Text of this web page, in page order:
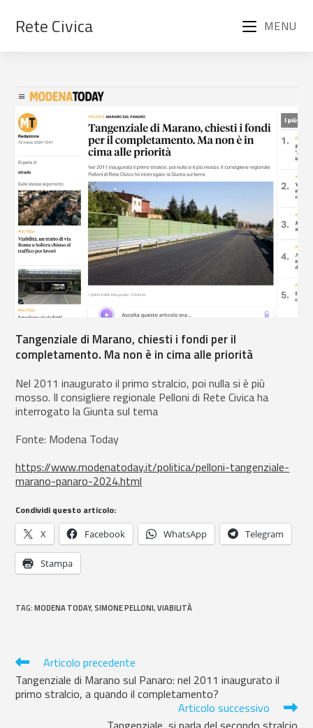
Rete Civica MENU
Tangenziale di Marano, chiesti i fondi per il
completamento. Ma non è in cima alle priorità
Nel 2011 inaugurato il primo stralcio, poi nulla si è più
mosso. Il consigliere regionale Pelloni di Rete Civica ha
interrogato la Giunta sul tema
Fonte: Modena Today
https://www.modenatoday.it/politica/pelloni-tangenziale-
marano-panaro-2024.html
Condividi questo articolo:
X Facebook WhatsApp Telegram
Stampa
TAG:MODENA TODAY, SIMONE PELLONI, VIABILITÀ
Articolo precedente
Tangenziale di Marano sul Panaro: nel 2011 inaugurato il
primo stralcio, a quando il completamento?
Articolo successivo